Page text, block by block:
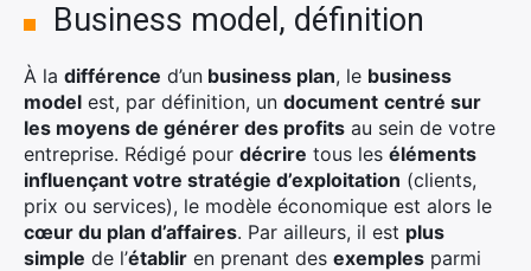
Business model, définition
À la différence d’un business plan, le business
model est, par définition, un document centré sur
les moyens de générer des profits au sein de votre
entreprise. Rédigé pour décrire tous les éléments
influençant votre stratégie d’exploitation (clients,
prix ou services), le modèle économique est alors le
cœur du plan d’affaires. Par ailleurs, il est plus
simple de l’établir en prenant des exemples parmi